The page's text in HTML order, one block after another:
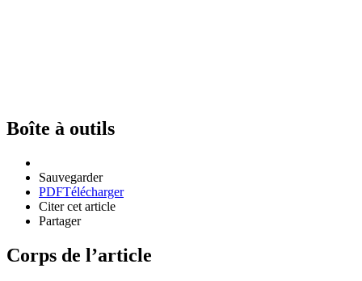
Boîte à outils
Sauvegarder
PDFTélécharger
Citer cet article
Partager
Corps de l’article